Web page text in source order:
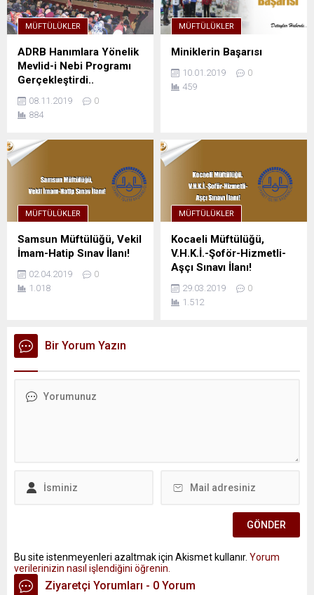
MÜFTÜLÜKLER
ADRB Hanımlara Yönelik
Mevlid-i Nebi Programı
Gerçekleştirdi..
08.11.2019
0
884
MÜFTÜLÜKLER
Miniklerin Başarısı
10.01.2019
0
459
MÜFTÜLÜKLER
Samsun Müftülüğü, Vekil
İmam-Hatip Sınav İlanı!
02.04.2019
0
1.018
MÜFTÜLÜKLER
Kocaeli Müftülüğü,
V.H.K.İ.-Şoför-Hizmetli-
Aşçı Sınavı İlanı!
29.03.2019
0
1.512
Bir Yorum Yazın
Bu site istenmeyenleri azaltmak için Akismet kullanır. Yorum
verilerinizin nasıl işlendiğini öğrenin.
Ziyaretçi Yorumları - 0 Yorum